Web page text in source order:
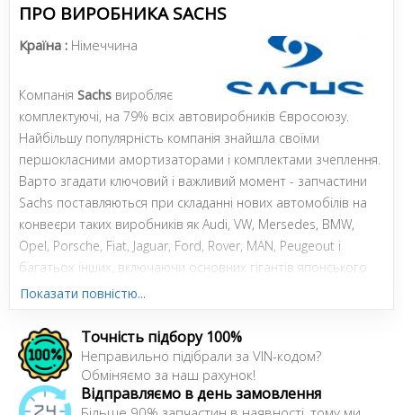
ПРО ВИРОБНИКА SACHS
Країна : Німеччина
Компанія Sachs виробляє
комплектуючі, на 79% всіх автовиробників Євросоюзу.
Найбільшу популярність компанія знайшла своїми
першокласними амортизаторами і комплектами зчеплення.
Варто згадати ключовий і важливий момент - запчастини
Sachs поставляються при складанні нових автомобілів на
конвеєри таких виробників як Audi, VW, Mersedes, BMW,
Opel, Porsche, Fiat, Jaguar, Ford, Rover, MAN, Peugeout і
багатьох інших, включаючи основних гігантів японського
автомобілебудування.
Сайт: https://aftermarket.zf.com/de/de/sachs/startseite/
Усі запчастини SACHS →
Показати повністю...
Точність підбору 100%
Неправильно підібрали за VIN-кодом?
Обміняємо за наш рахунок!
Відправляємо в день замовлення